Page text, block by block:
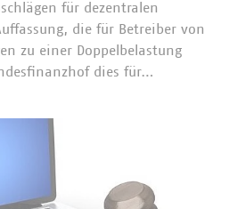
für dezentralen
die für Betreiber von
zu einer Doppelbelastung
dies für…